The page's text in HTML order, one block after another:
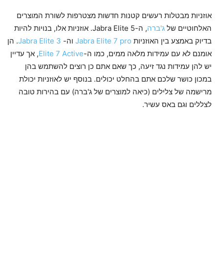
אוזניות מבטלות רעשים קטנות חדשות מצטרפות לשורת המוצרים
האלחוטיים של ג'ברה
, ה-Jabra Elite 5. אוזניות אלו, בנויות להיות
בדיוק באמצע בין האוזניות Jabra Elite 7 pro וה- Jabra Elite 3. הן
אומנם לא עם עמידות מלאה ממים, כמו ה-Elite 7 Active, אך עדיין
יש להן עמידות נגד זיעה, כך שאם אתם כן רוצים להשתמש בהן
במכון כושר שלכם אתם בהחלט יכולים. בנוסף יש לאוזניות יכולת
מרישמה של צלילים (כיאה למוצרים של ג'ברה) עם בהירות טובה
לצללים וגם באס עשיר.